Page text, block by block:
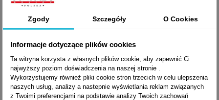
Zgody Szczegóły O Cookies
Informacje dotyczące plików cookies
Ta witryna korzysta z własnych plików cookie, aby zapewnić Ci
najwyższy poziom doświadczenia na naszej stronie .
Wykorzystujemy również pliki cookie stron trzecich w celu ulepszenia
naszych usług, analizy a nastepnie wyświetlania reklam związanych
z Twoimi preferencjami na podstawie analizy Twoich zachowań